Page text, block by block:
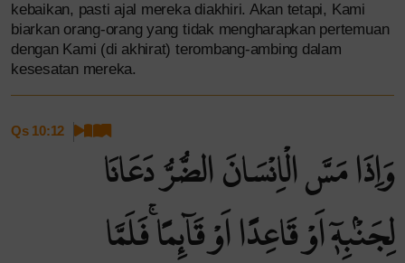
kebaikan, pasti ajal mereka diakhiri. Akan tetapi, Kami
biarkan orang-orang yang tidak mengharapkan pertemuan
dengan Kami (di akhirat) terombang-ambing dalam
kesesatan mereka.
Qs 10:12
وَاِذَا مَسَّ الْاِنْسَانَ الضُّرُّ دَعَانَا
لِجَنْۢبِهٖٓ اَوْ قَاعِدًا اَوْ قَاۤىِٕمًا ۚفَلَمَّا